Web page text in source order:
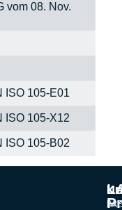
vom 08. Nov.
ISO 105-E01
ISO 105-X12
ISO 105-B02